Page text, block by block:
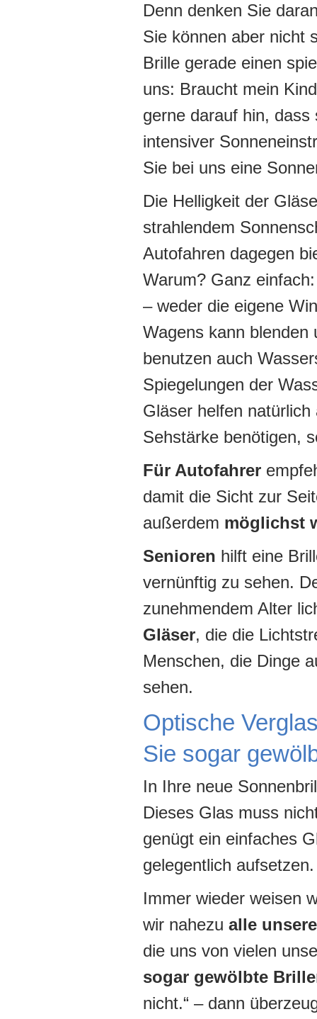
Denn denken Sie
Sie können aber nicht
Brille gerade einen
uns: Braucht mein
gerne darauf hin,
intensiver
Sie bei uns eine
Die Helligkeit der
strahlendem
Autofahren dagegen
Warum? Ganz
– weder die eigene
Wagens kann blenden
benutzen auch
Spiegelungen der
Gläser helfen
Sehstärke benötigen,
Für Autofahrer
damit die Sicht zur
außerdem möglichst
Senioren hilft eine
vernünftig zu sehen.
zunehmendem Alter
Gläser, die die
Menschen, die Dinge
sehen.
Optische
Sie sogar
In Ihre neue
Dieses Glas muss
genügt ein einfaches
gelegentlich aufsetzen.
Immer wieder weisen
wir nahezu alle
die uns von vielen
sogar gewölbte
nicht.“ – dann